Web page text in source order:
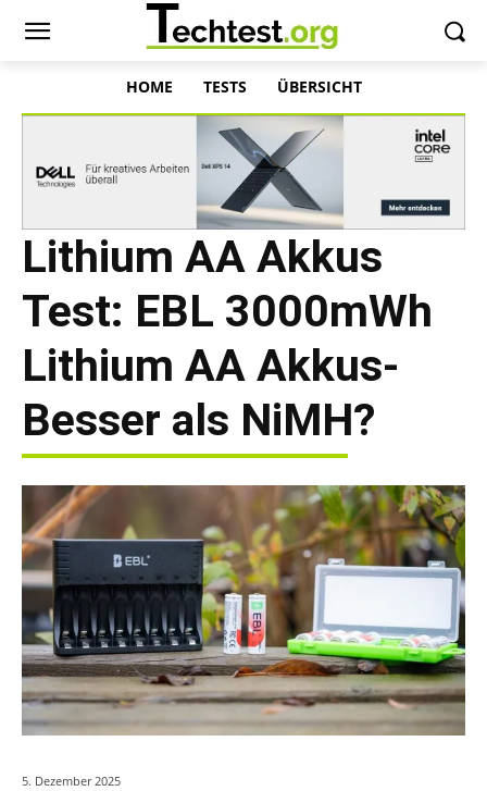
HOME TESTS ÜBERSICHT
Lithium AA Akkus
Test: EBL 3000mWh
Lithium AA Akkus-
Besser als NiMH?
5. Dezember 2025